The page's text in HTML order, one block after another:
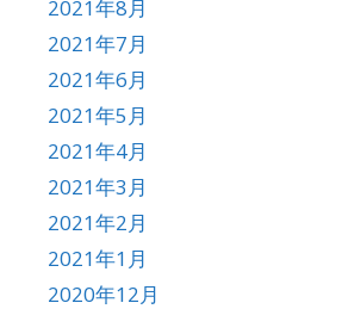
2021年8月
2021年7月
2021年6月
2021年5月
2021年4月
2021年3月
2021年2月
2021年1月
2020年12月